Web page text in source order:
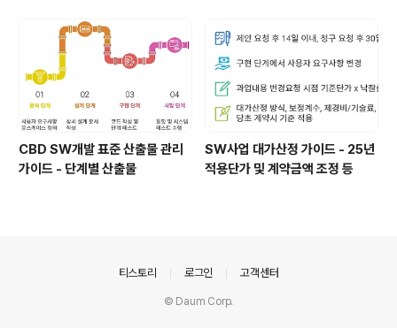
CBD SW개발 표준 산출물 관리
가이드 - 단계별 산출물
SW사업 대가산정 가이드 - 25년
적용단가 및 계약금액 조정 등
티스토리 로그인 고객센터
© Daum Corp.